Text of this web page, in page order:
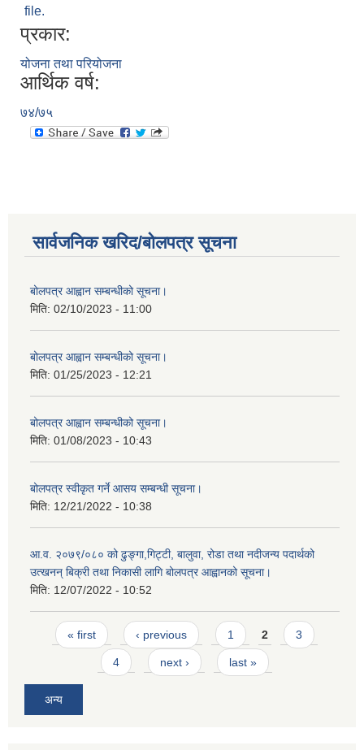
file.
प्रकार:
योजना तथा परियोजना
आर्थिक वर्ष:
७४/७५
सार्वजनिक खरिद/बोलपत्र सूचना
बोलपत्र आह्वान सम्बन्धीको सूचना।
मिति: 02/10/2023 - 11:00
बोलपत्र आह्वान सम्बन्धीको सूचना।
मिति: 01/25/2023 - 12:21
बोलपत्र आह्वान सम्बन्धीको सूचना।
मिति: 01/08/2023 - 10:43
बोलपत्र स्वीकृत गर्ने आसय सम्बन्धी सूचना।
मिति: 12/21/2022 - 10:38
आ.व. २०७९/०८० को ढुङ्गा,गिट्टी, बालुवा, रोडा तथा नदीजन्य पदार्थको
उत्खनन् बिक्री तथा निकासी लागि बोलपत्र आह्वानको सूचना।
मिति: 12/07/2022 - 10:52
Pages
« first ‹ previous 1 2 3
4 next › last »
अन्य